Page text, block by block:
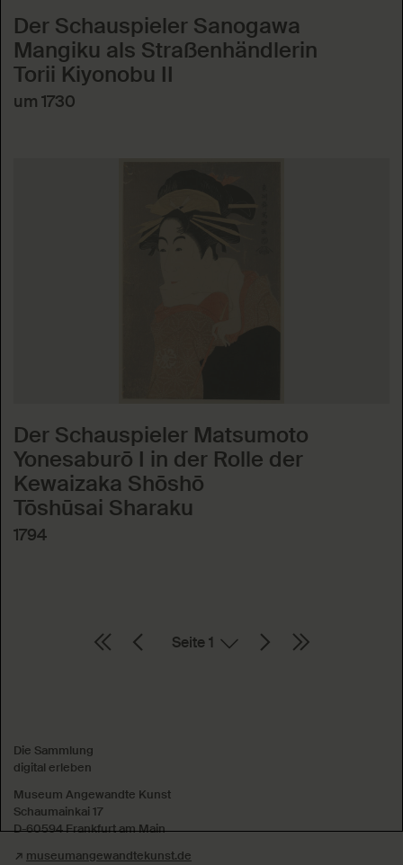
Der Schauspieler Sanogawa
Mangiku als Straßenhändlerin
Torii Kiyonobu II
um 1730
Der Schauspieler Matsumoto
Yonesaburō I in der Rolle der
Kewaizaka Shōshō
Tōshūsai Sharaku
1794
Die Sammlung
digital erleben
Museum Angewandte Kunst
Schaumainkai 17
D-60594 Frankfurt am Main
museumangewandtekunst.de